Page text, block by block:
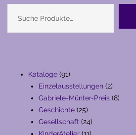
Kataloge 9191
Produkte
Einzelausstellungen 22
Produkte
Gabriele-Münter-Preis 88
Geschichte 2525
Produkte
Gesellschaft 2424
Produkte
11